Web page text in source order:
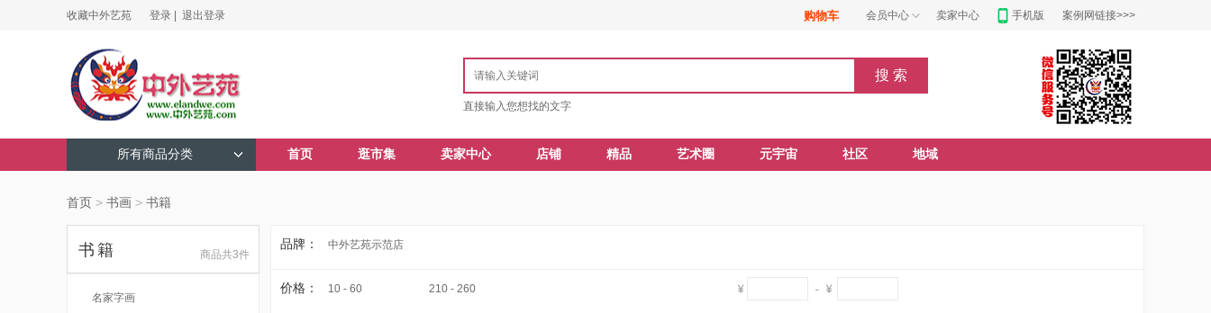
收藏中外艺苑 登录 | 退出登录 购物车 会员中心 卖家中心 手机版 案例网链接>>>
直接输入您想找的文字
所有商品分类 首页 逛市集 卖家中心 店铺 精品 艺术圈 元宇宙 社区 地域
首页 > 书画 > 书籍
书籍 商品共3件
名家字画
品牌： 中外艺苑示范店
价格： 10 - 60 210 - 260